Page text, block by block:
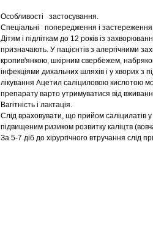
Особливості застосування.
Спеціальні попередження і
Дітям і підліткам до 12 років із
призначають. У пацієнтів з алергічними
кропив'янкою, шкірним свербежем,
інфекціями дихальних шляхів і у хворих з
лікування Ацетил саліциловою кислотою
препарату варто утримуватися від
Вагітність і лактація.
Слід враховувати, що прийом саліцилатів у
підвищеним ризиком розвитку каліцтв
За 5-7 діб до хірургічного втручання слід